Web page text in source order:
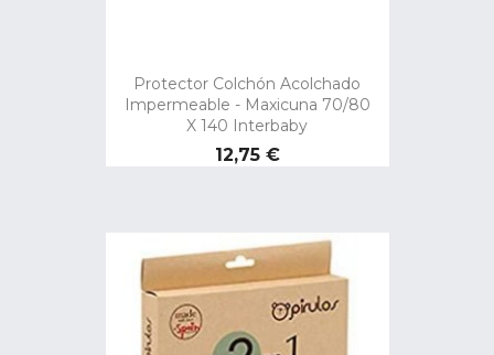
Protector Colchón Acolchado
Impermeable - Maxicuna 70/80
X 140 Interbaby
Precio
12,75 €